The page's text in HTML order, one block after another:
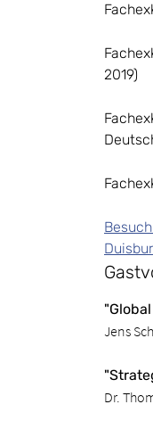
2019)
Jens
Dr.